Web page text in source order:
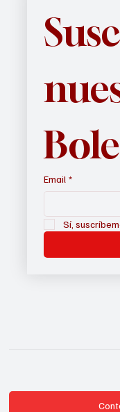
Email *
Sí,